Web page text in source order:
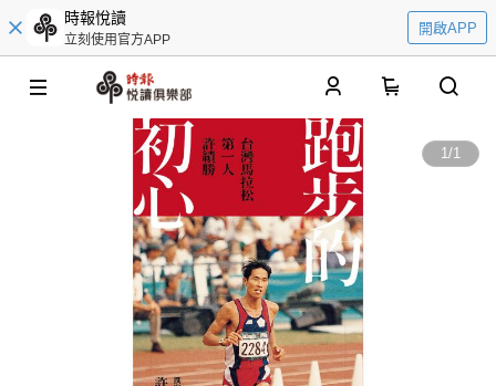
時報悅讀
立刻使用官方APP
開啟APP
1/1